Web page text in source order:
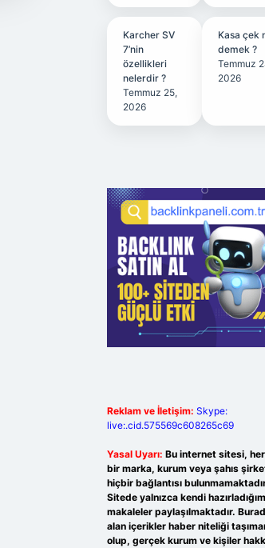
Karcher SV
7’nin
özellikleri
nelerdir ?
Temmuz 25,
2026
Kasa çek
demek ?
Temmuz
2026
Reklam ve İletişim: Skype:
live:.cid.575569c608265c69
Yasal Uyarı: Bu internet sitesi,
bir marka, kurum veya şahıs
hiçbir bağlantısı
Sitede yalnızca kendi
makaleler paylaşılmaktadır.
alan içerikler haber niteliği
olup, gerçek kurum ve kişiler